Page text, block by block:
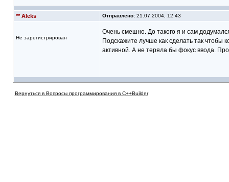
** Aleks Отправлено:21.07.2004, 12:43
Не зарегистрирован
Очень смешно. До такого я и сам
Подскажите лучше как сделать так чтобы
активной. А не теряла бы фокус ввода.
Вернуться в Вопросы программирования в C++Builder